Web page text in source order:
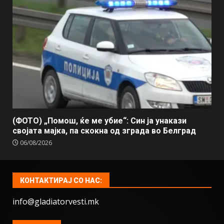
(ФОТО) „Помош, ќе ме убие“: Син ја унакази
својата мајка, па скокна од зграда во Белград
06/08/2026
КОНТАКТИРАЈ СО НАС:
info@gladiatorvesti.mk